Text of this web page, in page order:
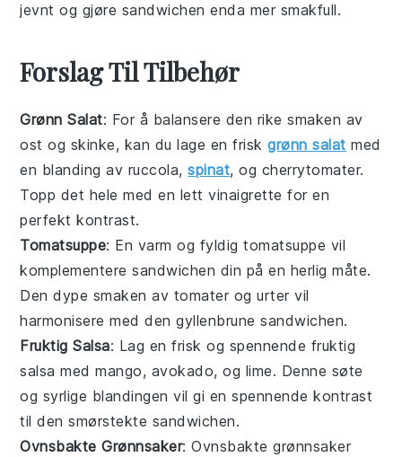
jevnt og gjøre sandwichen enda mer smakfull.
Forslag Til Tilbehør
Grønn Salat: For å balansere den rike smaken av
ost og skinke, kan du lage en friskgrønn salat med
en blanding av ruccola,spinat, og cherrytomater.
Topp det hele med en lettvinaigrette for en
perfekt kontrast.
Tomatsuppe: En varm og fyldig tomatsuppe vil
komplementere sandwichen din på en herlig måte.
Den dype smaken av tomater ogurter vil
harmonisere med den gyllenbrunesandwichen.
Fruktig Salsa: Lag en frisk og spennende fruktig
salsa medmango, avokado, og lime. Denne søte
og syrlige blandingen vil gi en spennende kontrast
til den smørstekte sandwichen.
Ovnsbakte Grønnsaker: Ovnsbakte grønnsaker